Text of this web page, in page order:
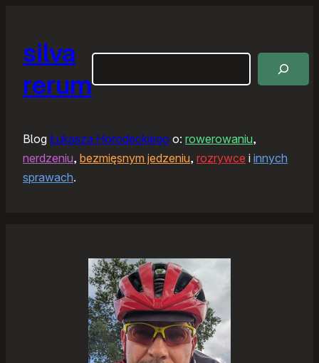
silva
rerum
Blog Łukasza Horodeckiego o: rowerowaniu,
nerdzeniu, bezmięsnym jedzeniu, rozrywce i innych
sprawach.